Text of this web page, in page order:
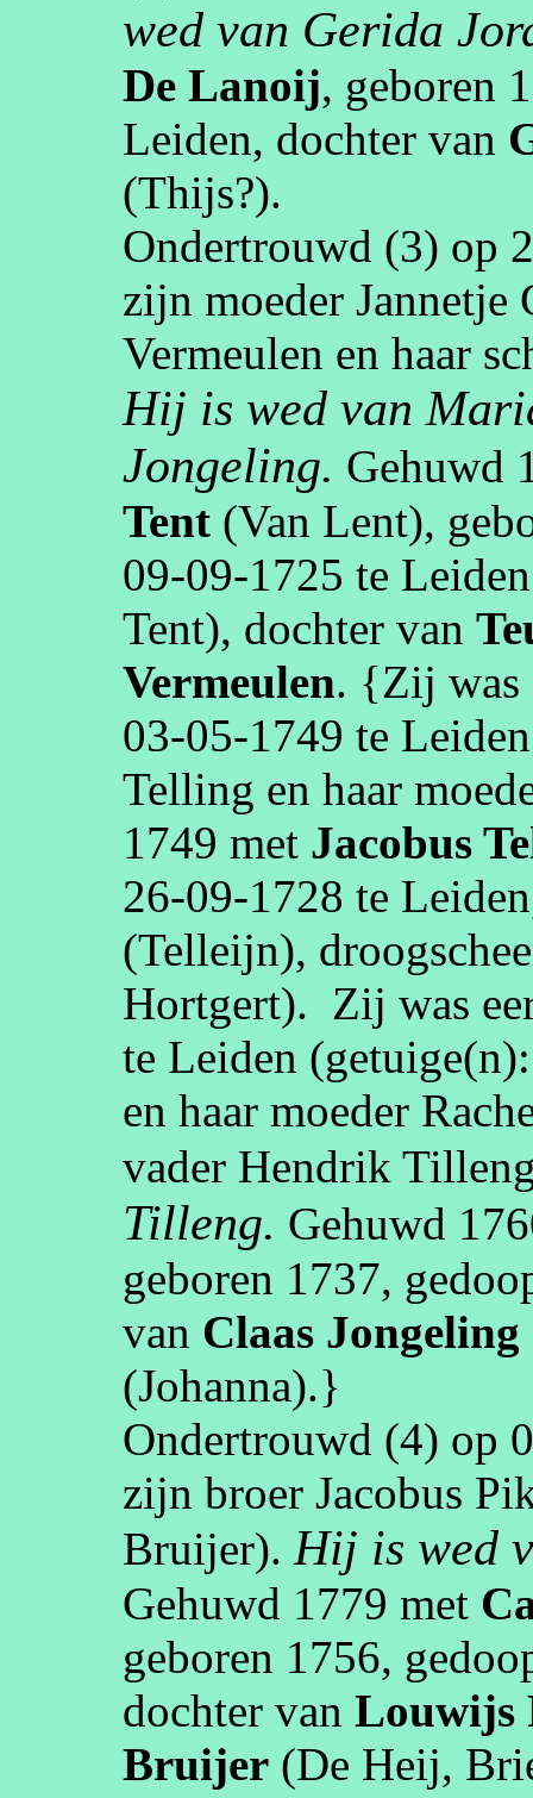
wed van Gerida
DeLanoij, geboren
Leiden, dochter van
(Thijs?).
Ondertrouwd (3) op
zijn moederJannetje
Vermeulen en haar
Hij is wed van
Jongeling. Gehuwd
Tent (Van Lent),
09‑09‑1725 te Leiden
Tent), dochter van
Vermeulen. {Zij was
03‑05‑1749 te Leiden
Telling en haar
1749 met Jacobus
26‑09‑1728 te Leiden
(Telleijn),
Hortgert). Zij was
te Leiden
en haar moeder
vader Hendrik
Tilleng. Gehuwd
geboren 1737,
van Claas Jongeling
(Johanna).}
Ondertrouwd (4) op
zijn broer Jacobus
Bruijer).Hij is wed
Gehuwd 1779 met
geboren 1756,
dochter vanLouwijs
Bruijer (De Heij,